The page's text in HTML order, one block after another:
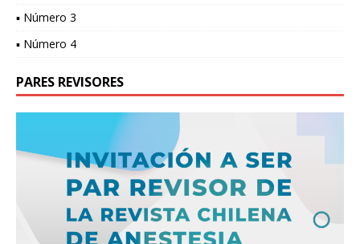
▪ Número 3
▪ Número 4
PARES REVISORES